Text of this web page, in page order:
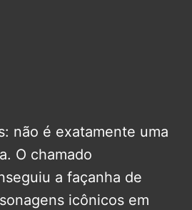
não é exatamente uma
O chamado
a façanha de
icônicos em